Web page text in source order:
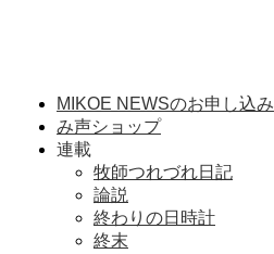
MIKOE NEWSのお申し込み
み声ショップ
連載
牧師つれづれ日記
論説
終わりの日時計
終末